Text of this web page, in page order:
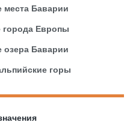
Баварии
Европы
Баварии
горы